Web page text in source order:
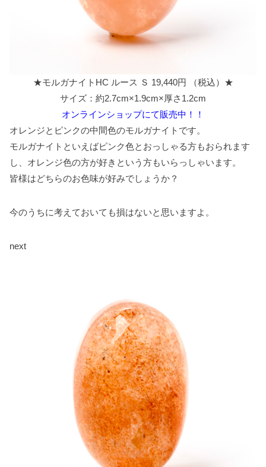
★モルガナイトHC ルース Ｓ 19,440円 （税込）★
サイズ：約2.7cm×1.9cm×厚さ1.2cm
オンラインショップにて販売中！！
オレンジとピンクの中間色のモルガナイトです。
モルガナイトといえばピンク色とおっしゃる方もおられます
し、オレンジ色の方が好きという方もいらっしゃいます。
皆様はどちらのお色味が好みでしょうか？
今のうちに考えておいても損はないと思いますよ。
next